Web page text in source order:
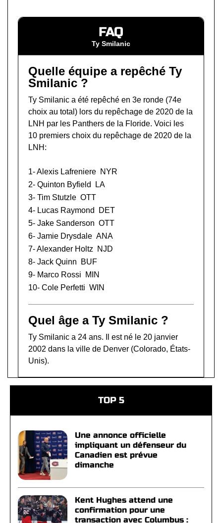
FAQ
Ty Smilanic
Quelle équipe a repêché Ty
Smilanic ?
Ty Smilanic a été repêché en 3e ronde (74e
choix au total) lors du repêchage de 2020 de la
LNH par les Panthers de la Floride. Voici les
10 premiers choix du repêchage de 2020 de la
LNH:
1-Alexis Lafreniere NYR
2- Quinton Byfield
LA
3- Tim Stutzle OTT
4- Lucas Raymond
DET
5- Jake Sanderson OTT
6- Jamie Drysdale ANA
7-Alexander Holtz
NJD
8- Jack Quinn
BUF
9- Marco Rossi
MIN
10- Cole Perfetti WIN
Quel âge a Ty Smilanic ?
Ty Smilanic a 24 ans. Il est né le 20 janvier
2002 dans la ville de Denver (Colorado, États-
Unis).
TOP 5
Une annonce officielle
impliquant un défenseur du
Canadien est prévue
dimanche
Kent Hughes attend une
confirmation pour une
transaction avec Columbus :